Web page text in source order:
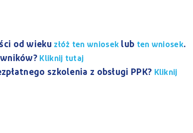
od wieku złóż ten wniosek lub ten wniosek.
Kliknij tutaj
szkolenia z obsługi PPK? Kliknij